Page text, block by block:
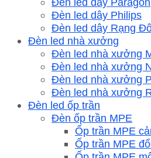
Đèn led dây Philips
Đèn led dây Rạng
Đèn led nhà xưởng
Đèn led nhà xưởng
Đèn led nhà xưởng
Đèn led nhà xưởng
Đèn led nhà xưởng
Đèn led ốp trần
Đèn ốp trần MPE
Ốp trần MPE
Ốp trần MPE